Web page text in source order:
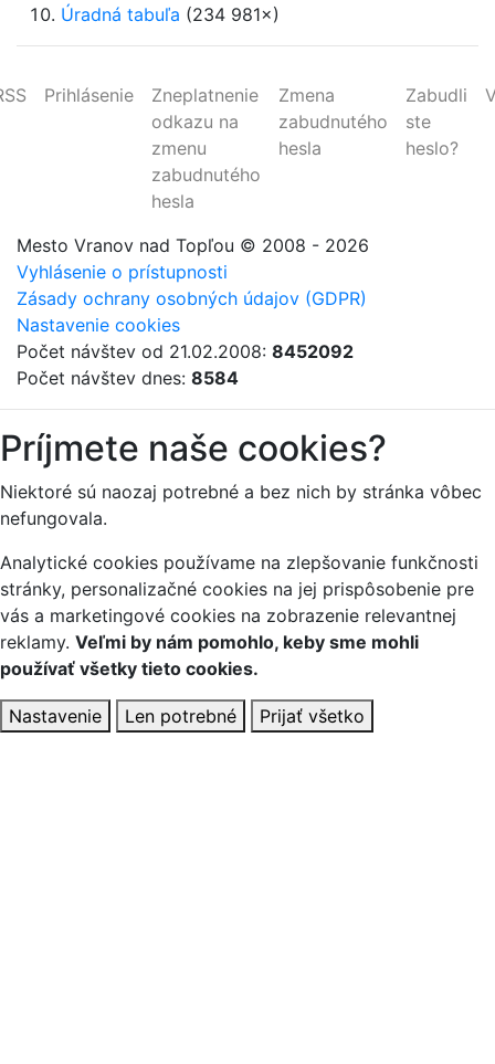
Úradná tabuľa (234 981×)
Prihlásenie
Zneplatnenie
odkazu na
zmenu
zabudnutého
hesla
Zmena
zabudnutého
hesla
Zabudli
ste
heslo?
Mesto Vranov nad Topľou © 2008 - 2026
Vyhlásenie o prístupnosti
Zásady ochrany osobných údajov (GDPR)
Nastavenie cookies
Počet návštev od 21.02.2008: 8452092
Počet návštev dnes: 8584
Príjmete naše cookies?
Niektoré sú naozaj potrebné a bez nich by stránka vôbec
nefungovala.
Analytické cookies používame na zlepšovanie funkčnosti
stránky, personalizačné cookies na jej prispôsobenie pre
vás a marketingové cookies na zobrazenie relevantnej
reklamy. Veľmi by nám pomohlo, keby sme mohli
používať všetky tieto cookies.
Nastavenie Len potrebné Prijať všetko